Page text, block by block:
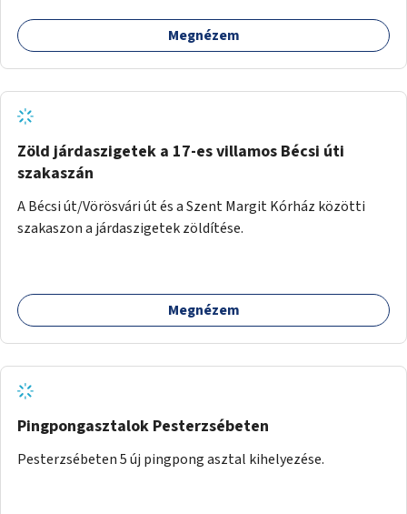
Megnézem
Zöld járdaszigetek a 17-es villamos Bécsi úti
szakaszán
A Bécsi út/Vörösvári út és a Szent Margit Kórház közötti
szakaszon a járdaszigetek zöldítése.
Megnézem
Pingpongasztalok Pesterzsébeten
Pesterzsébeten 5 új pingpong asztal kihelyezése.